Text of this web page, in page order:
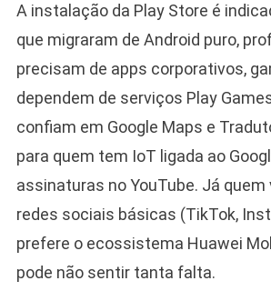
A instalação da Play Store é
que migraram de Android puro,
precisam de apps corporativos,
dependem de serviços Play
confiam em Google Maps e
para quem tem IoT ligada ao
assinaturas no YouTube. Já quem
redes sociais básicas (TikTok,
prefere o ecossistema Huawei
pode não sentir tanta falta.